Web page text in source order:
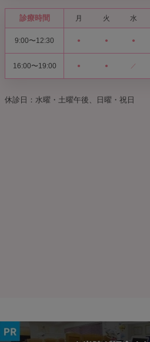
診療時間 月 火 水
9:00〜12:30 ● ● ●
16:00〜19:00 ● ● ／
休診日：水曜・土曜午後、日曜・祝日